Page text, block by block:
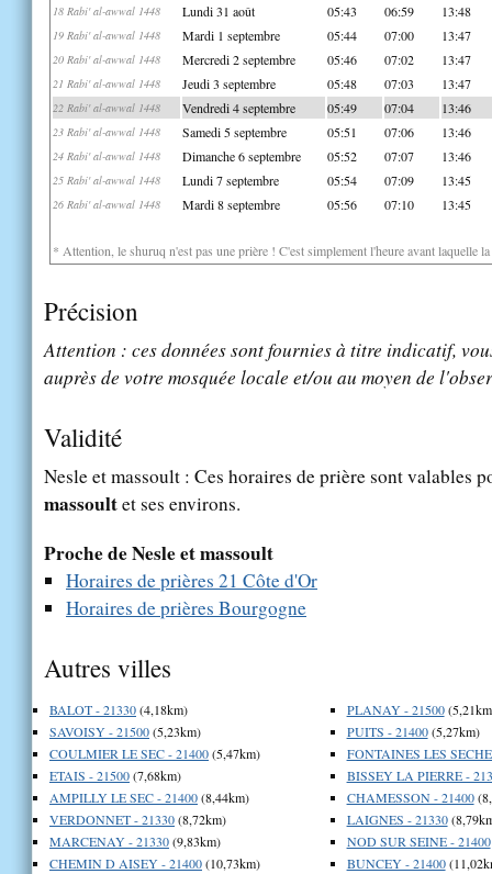
18 Rabi' al-awwal 1448 Lundi 31 août 05:43 06:59 13:48
19 Rabi' al-awwal 1448 Mardi 1 septembre 05:44 07:00 13:47
20 Rabi' al-awwal 1448 Mercredi 2 septembre 05:46 07:02 13:47
21 Rabi' al-awwal 1448 Jeudi 3 septembre 05:48 07:03 13:47
22 Rabi' al-awwal 1448 Vendredi 4 septembre 05:49 07:04 13:46
23 Rabi' al-awwal 1448 Samedi 5 septembre 05:51 07:06 13:46
24 Rabi' al-awwal 1448 Dimanche 6 septembre 05:52 07:07 13:46
25 Rabi' al-awwal 1448 Lundi 7 septembre 05:54 07:09 13:45
26 Rabi' al-awwal 1448 Mardi 8 septembre 05:56 07:10 13:45
* Attention, le shuruq n'est pas une prière ! C'est simplement l'heure avant laquelle
Précision
Attention : ces données sont fournies à titre indicatif,
auprès de votre mosquée locale et/ou au moyen de
Validité
Nesle et massoult : Ces horaires de prière sont valables
massoultet ses environs.
Proche de Nesle et massoult
Horaires de prières 21 Côte d'Or
Horaires de prières Bourgogne
Autres villes
BALOT - 21330(4,18km)
SAVOISY - 21500(5,23km)
COULMIER LE SEC - 21400(5,47km)
ETAIS - 21500(7,68km)
AMPILLY LE SEC - 21400(8,44km)
VERDONNET - 21330(8,72km)
MARCENAY - 21330(9,83km)
CHEMIN D AISEY - 21400(10,73km)
PLANAY - 21500
PUITS - 21400(5,27km)
FONTAINES LES
BISSEY LA PIERRE -
CHAMESSON - 21400
LAIGNES - 21330
NOD SUR SEINE - 21400
BUNCEY - 21400